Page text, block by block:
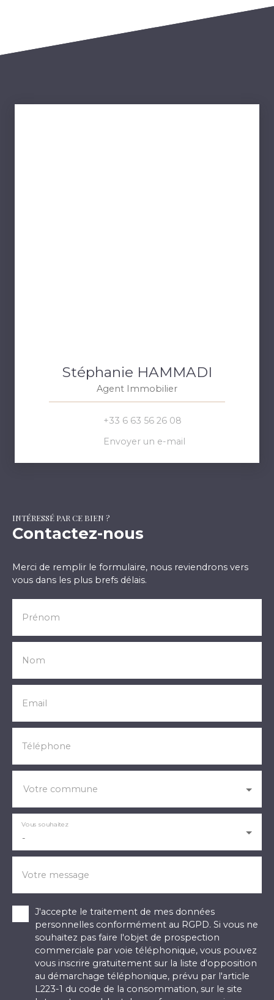
Stéphanie HAMMADI
Agent Immobilier
+33 6 63 56 26 08
Envoyer un e-mail
INTÉRESSÉ PAR CE BIEN ?
Contactez-nous
Merci de remplir le formulaire, nous reviendrons vers
vous dans les plus brefs délais.
Prénom
Nom
Email
Téléphone
Votre commune
-
Vous souhaitez
Votre message
J'accepte le traitement de mes données
personnelles conformément au RGPD. Si vous ne
souhaitez pas faire l'objet de prospection
commerciale par voie téléphonique, vous pouvez
vous inscrire gratuitement sur la liste d'opposition
au démarchage téléphonique, prévu par l'article
L223-1 du code de la consommation, sur le site